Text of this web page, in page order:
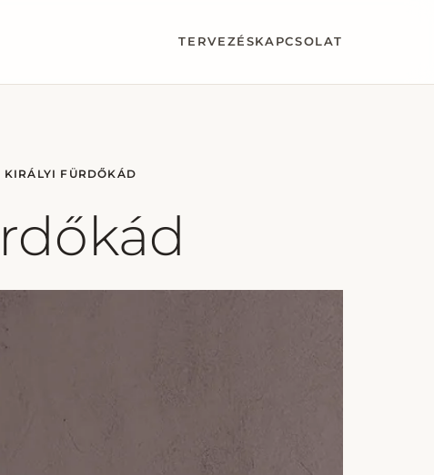
TERVEZÉSKAPCSOLAT
KIRÁLYI FÜRDŐKÁD